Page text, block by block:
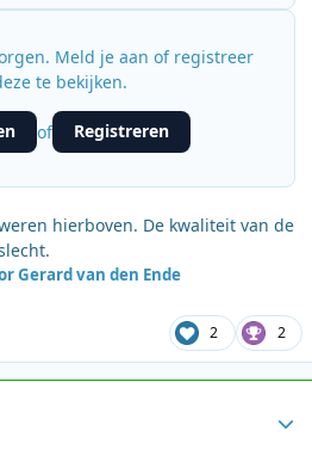
Meld je aan of registreer
te bekijken.
of Registreren
hierboven. De kwaliteit van de
Gerard van den Ende
2 2